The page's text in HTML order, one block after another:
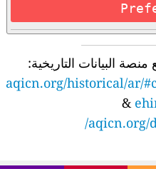
البيانات التاريخية:
aqicn.org/historical/ar/
&
aqicn.org/